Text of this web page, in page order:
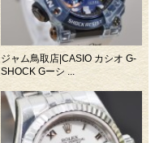
ジャム鳥取店|CASIO カシオ G-
SHOCK Gーシ ...